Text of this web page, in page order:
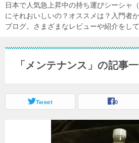
日本で人気急上昇中の持ち運びシーシャ
にそれおいしいの？オススメは？入門者
ブログ。さまざまなレビューや紹介をして
「メンテナンス」の記事
Tweet 0